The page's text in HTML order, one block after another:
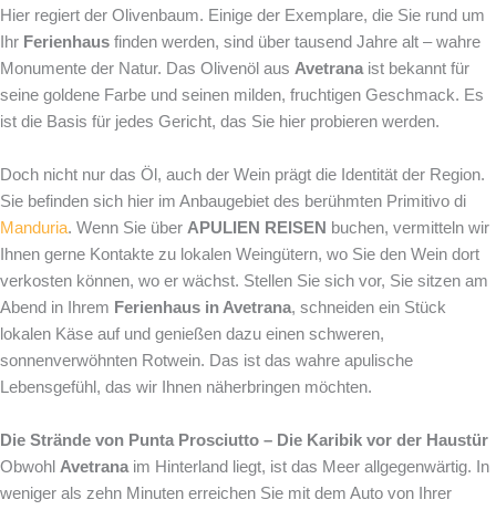
Hier regiert der Olivenbaum. Einige der Exemplare, die Sie rund um
Ihr Ferienhaus finden werden, sind über tausend Jahre alt – wahre
Monumente der Natur. Das Olivenöl aus Avetrana ist bekannt für
seine goldene Farbe und seinen milden, fruchtigen Geschmack. Es
ist die Basis für jedes Gericht, das Sie hier probieren werden.
Doch nicht nur das Öl, auch der Wein prägt die Identität der Region.
Sie befinden sich hier im Anbaugebiet des berühmten Primitivo di
Manduria. Wenn Sie über APULIEN REISEN buchen, vermitteln wir
Ihnen gerne Kontakte zu lokalen Weingütern, wo Sie den Wein dort
verkosten können, wo er wächst. Stellen Sie sich vor, Sie sitzen am
Abend in Ihrem Ferienhaus in Avetrana, schneiden ein Stück
lokalen Käse auf und genießen dazu einen schweren,
sonnenverwöhnten Rotwein. Das ist das wahre apulische
Lebensgefühl, das wir Ihnen näherbringen möchten.
Die Strände von Punta Prosciutto – Die Karibik vor der Haustür
Obwohl Avetrana im Hinterland liegt, ist das Meer allgegenwärtig. In
weniger als zehn Minuten erreichen Sie mit dem Auto von Ihrer